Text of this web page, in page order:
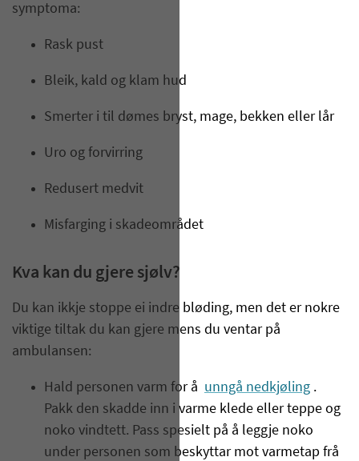
symptoma:
Rask pust
Bleik, kald og klam hud
Smerter i til dømes bryst, mage, bekken eller lår
Uro og forvirring
Redusert medvit
Misfarging i skadeområdet
Kva kan du gjere sjølv?
Du kan ikkje stoppe ei indre bløding, men det er nokre
viktige tiltak du kan gjere mens du ventar på
ambulansen:
Hald personen varm for å unngå nedkjøling .
Pakk den skadde inn i varme klede eller teppe og
noko vindtett. Pass spesielt på å leggje noko
under personen som beskyttar mot varmetap frå